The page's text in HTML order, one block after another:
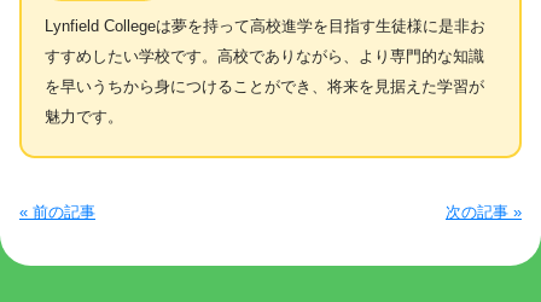
Lynfield Collegeは夢を持って高校進学を目指す生徒様に是非お
すすめしたい学校です。高校でありながら、より専門的な知識
を早いうちから身につけることができ、将来を見据えた学習が
魅力です。
« 前の記事 次の記事 »